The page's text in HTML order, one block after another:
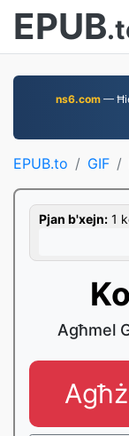
EPUB
ns6.com —
EPUB.to GIF
Pjan b'xejn: 1
Agħmel